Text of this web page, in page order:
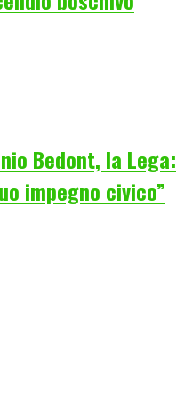
Bedont, la Lega:
impegno civico”